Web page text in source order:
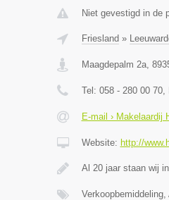
Niet gevestigd in de
Friesland »
Maagdepalm 2a,
Tel: 058 - 280 00 70,
E-mail › Makelaardij
Website: http://
Al 20 jaar staan wij